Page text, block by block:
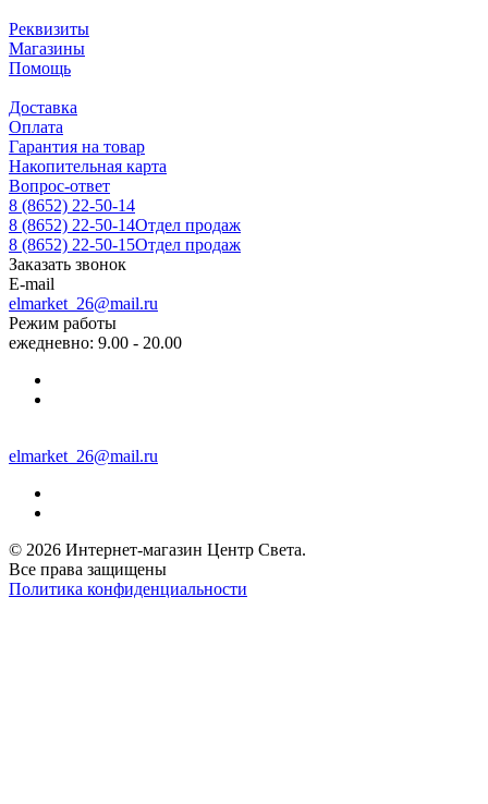
Реквизиты
Магазины
Помощь
Доставка
Оплата
Гарантия на товар
Накопительная карта
Вопрос-ответ
8 (8652) 22-50-14
8 (8652) 22-50-14Отдел продаж
8 (8652) 22-50-15Отдел продаж
Заказать звонок
E-mail
elmarket_26@mail.ru
Режим работы
ежедневно: 9.00 - 20.00
elmarket_26@mail.ru
© 2026 Интернет-магазин Центр Света.
Все права защищены
Политика конфиденциальности